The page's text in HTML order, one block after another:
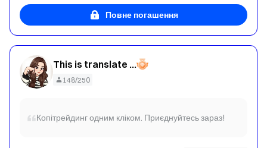
Повне погашення
This is translate content : Very fierce and aggressive
148/250
Копітрейдинг одним кліком. Приєднуйтесь зараз!